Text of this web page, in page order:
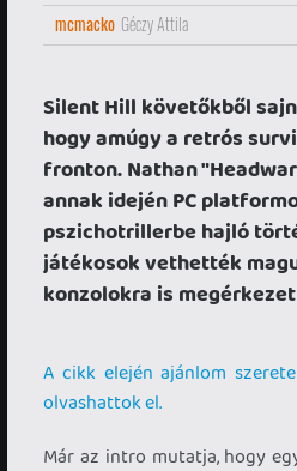
mcmacko Géczy Attila
Silent Hill követőkből
hogy amúgy a retrós
fronton. Nathan
annak idején PC
pszichotrillerbe hajló
játékosok vethették
konzolokra is
A cikk elején ajánlom
olvashattok el.
Már az intro mutatja, hogy